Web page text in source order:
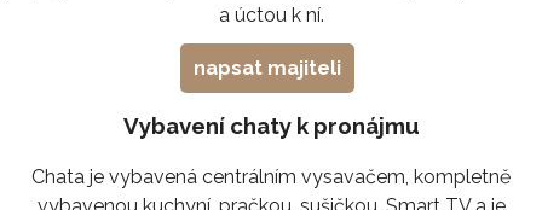
a úctou k ní.
napsat majiteli
Vybavení chaty k pronájmu
Chata je vybavená centrálním vysavačem, kompletně